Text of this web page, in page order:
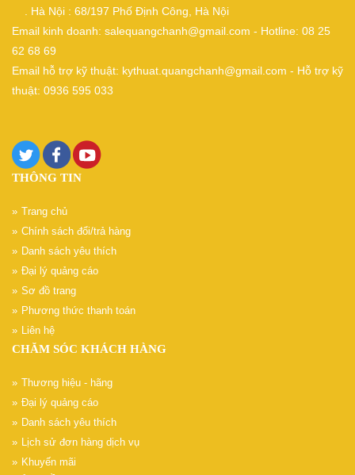
. Hà Nội : 68/197 Phố Định Công, Hà Nội
Email kinh doanh: salequangchanh@gmail.com - Hotline: 08 25
62 68 69
Email hỗ trợ kỹ thuật: kythuat.quangchanh@gmail.com - Hỗ trợ kỹ
thuật: 0936 595 033
THÔNG TIN
Trang chủ
Chính sách đổi/trả hàng
Danh sách yêu thích
Đại lý quảng cáo
Sơ đồ trang
Phương thức thanh toán
Liên hệ
CHĂM SÓC KHÁCH HÀNG
Thương hiệu - hãng
Đại lý quảng cáo
Danh sách yêu thích
Lịch sử đơn hàng dịch vụ
Khuyến mãi